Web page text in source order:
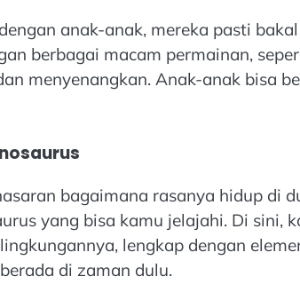
anak-anak, mereka pasti
berbagai macam permainan,
menyenangkan. Anak-anak bisa
bagaimana rasanya hidup di
yang bisa kamu jelajahi. Di sini,
lengkap dengan
di zaman dulu.